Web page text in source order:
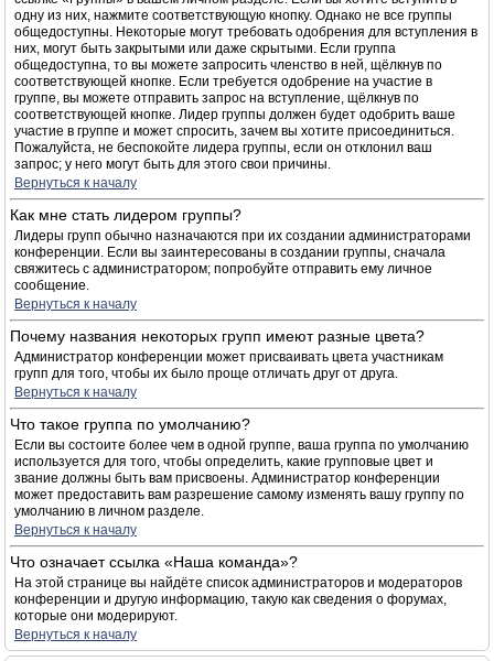
одну из них, нажмите соответствующую кнопку. Однако не все группы
общедоступны. Некоторые могут требовать одобрения для вступления в
них, могут быть закрытыми или даже скрытыми. Если группа
общедоступна, то вы можете запросить членство в ней, щёлкнув по
соответствующей кнопке. Если требуется одобрение на участие в
группе, вы можете отправить запрос на вступление, щёлкнув по
соответствующей кнопке. Лидер группы должен будет одобрить ваше
участие в группе и может спросить, зачем вы хотите присоединиться.
Пожалуйста, не беспокойте лидера группы, если он отклонил ваш
запрос; у него могут быть для этого свои причины.
Вернуться к началу
Как мне стать лидером группы?
Лидеры групп обычно назначаются при их создании администраторами
конференции. Если вы заинтересованы в создании группы, сначала
свяжитесь с администратором; попробуйте отправить ему личное
сообщение.
Вернуться к началу
Почему названия некоторых групп имеют разные цвета?
Администратор конференции может присваивать цвета участникам
групп для того, чтобы их было проще отличать друг от друга.
Вернуться к началу
Что такое группа по умолчанию?
Если вы состоите более чем в одной группе, ваша группа по умолчанию
используется для того, чтобы определить, какие групповые цвет и
звание должны быть вам присвоены. Администратор конференции
может предоставить вам разрешение самому изменять вашу группу по
умолчанию в личном разделе.
Вернуться к началу
Что означает ссылка «Наша команда»?
На этой странице вы найдёте список администраторов и модераторов
конференции и другую информацию, такую как сведения о форумах,
которые они модерируют.
Вернуться к началу